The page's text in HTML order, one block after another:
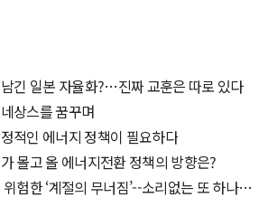
긴 일본 자율화?…진짜 교훈은 따로 있다
상스를 꿈꾸며
적인 에너지 정책이 필요하다
몰고 올 에너지전환 정책의 방향은?
험한 ‘계절의 무너짐’--소리없는 또 하나의